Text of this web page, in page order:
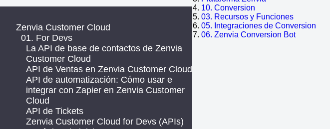
10. Conversion
03. Recursos y Funciones
05. Integraciones de Conversion
06. Zenvia Conversion Bot
Zenvia Customer Cloud
01. For Devs
La API de base de contactos de Zenvia
Customer Cloud
API de Ventas en Zenvia Customer Cloud
API de automatización: Cómo usar e
integrar con Zapier en Zenvia Customer
Cloud
API de Tickets
Zenvia Customer Cloud for Devs (APIs)